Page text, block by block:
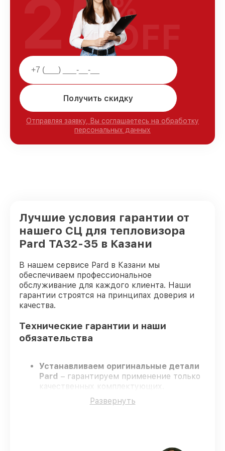
Получить скидку
Отправляя заявку, Вы соглашаетесь на обработку
персональных данных
25%
OFF
Лучшие условия гарантии от
нашего СЦ для тепловизора
Pard TA32-35 в Казани
В нашем сервисе Pard в Казани мы
обеспечиваем профессиональное
обслуживание для каждого клиента. Наши
гарантии строятся на принципах доверия и
качества.
Технические гарантии и наши
обязательства
Устанавливаем оригинальные детали
Pard – гарантируем применение только
качественных комплектующих.
Опытные специалисты
постоянное обучение, что гарантирует
Развернуть